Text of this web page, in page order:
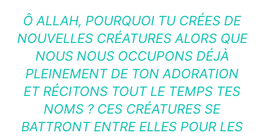
Ô ALLAH, POURQUOI TU CRÉES DE
NOUVELLES CRÉATURES ALORS QUE
NOUS NOUS OCCUPONS DÉJÀ
PLEINEMENT DE TON ADORATION
ET RÉCITONS TOUT LE TEMPS TES
NOMS ? CES CRÉATURES SE
BATTRONT ENTRE ELLES POUR LES